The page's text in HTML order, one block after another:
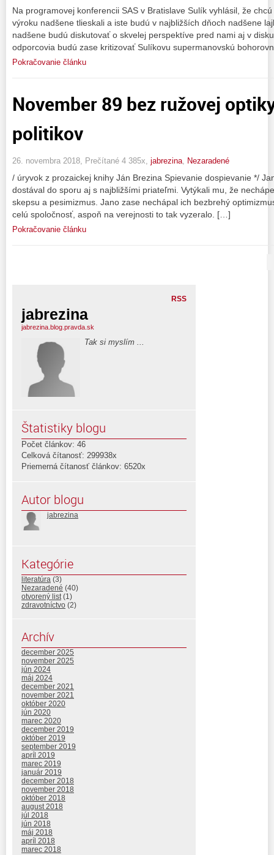
Na programovej konferencii SAS v Bratislave Sulík vyhlásil, že
výroku nadšene tlieskali a iste budú v najbližších dňoch nadšene
nadšene budú diskutovať o skvelej perspektíve pred nami aj v
odporcovia budú zase kritizovať Sulíkovu supermanovskú
Pokračovanie článku
November 89 bez ružovej
politikov
26. novembra 2018, Prečítané 4 385x, jabrezina, Nezaradené
/ úryvok z prozaickej knihy Ján Brezina Spievanie dospievanie */
dostával do sporu aj s najbližšími priateľmi. Vytýkali mu, že
skepsu a pesimizmus. Jano zase nechápal ich bezbrehý
celú spoločnosť, aspoň na verejnosti to tak vyzeralo. […]
Pokračovanie článku
RSS
jabrezina
jabrezina.blog.pravda.sk
Tak si myslím ...
Štatistiky blogu
Počet článkov: 46
Celková čítanosť: 299938x
Priemerná čítanosť článkov: 6520x
Autor blogu
jabrezina
Kategórie
literatúra (3)
Nezaradené (40)
otvorený list(1)
zdravotníctvo (2)
Archív
december 2025
november 2025
jún 2024
máj 2024
december 2021
november 2021
október 2020
jún 2020
marec 2020
december 2019
október 2019
september 2019
apríl 2019
marec 2019
január 2019
december 2018
november 2018
október 2018
august 2018
júl 2018
jún 2018
máj 2018
apríl 2018
marec 2018